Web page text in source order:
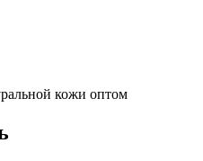
кожи оптом